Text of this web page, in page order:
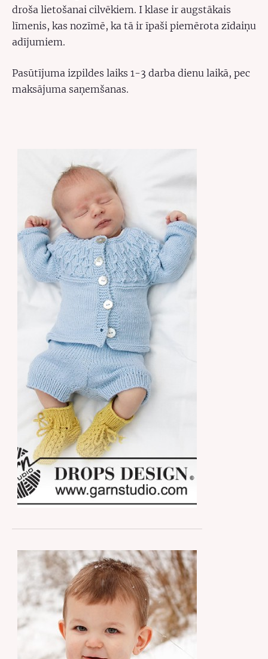
droša lietošanai cilvēkiem. I klase ir augstākais
līmenis, kas nozīmē, ka tā ir īpaši piemērota zīdaiņu
adījumiem.
Pasūtījuma izpildes laiks 1-3 darba dienu laikā, pec
maksājuma saņemšanas.